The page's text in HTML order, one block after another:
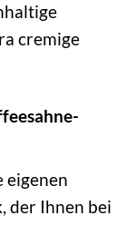
cremige
eigenen
der Ihnen bei